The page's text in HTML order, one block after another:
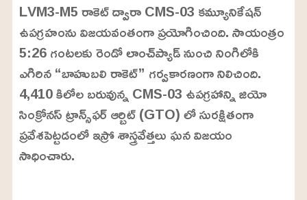
LVM3-M5 రాకెట్‌ ద్వారా CMS-03 కమ్యూనికేషన్
ఉపగ్రహంను విజయవంతంగా ప్రయోగించింది. సాయంత్రం
5:26 గంటలకు రెండో లాంచ్‌ప్యాడ్‌ నుంచి నింగిలోకి
ఎగిరిన “బాహుబలి రాకెట్” గర్వకారణంగా నిలిచింది.
4,410 కిలోల బరువున్న CMS-03 ఉపగ్రహాన్ని జియో
సింక్రోనస్ ట్రాన్స్‌ఫర్ ఆర్బిట్ (GTO) లో సురక్షితంగా
ప్రవేశపెట్టడంలో ఇస్రో శాస్త్రవేత్తలు ఘన విజయం
సాధించారు.